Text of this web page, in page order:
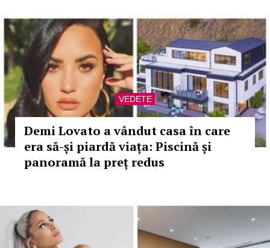
VEDETE
Demi Lovato a vândut casa în care
era să-și piardă viața: Piscină și
panoramă la preț redus